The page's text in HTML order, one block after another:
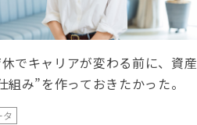
でキャリアが変わる前に、資産
組み”を作っておきたかった。
タ